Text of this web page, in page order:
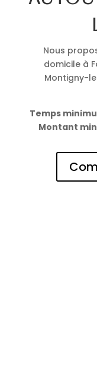
Nous
domicile à
Montigny-
Temps
Montant